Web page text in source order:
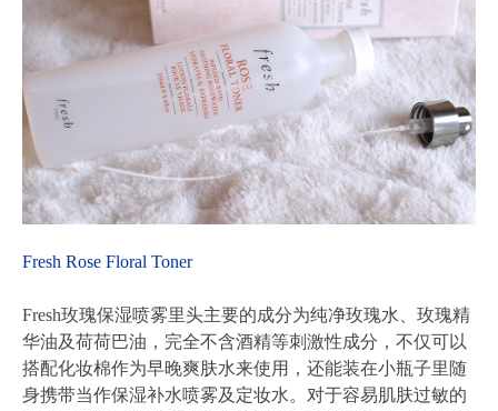
Fresh Rose Floral Toner
Fresh玫瑰保湿喷雾里头主要的成分为纯净玫瑰水、玫瑰精
华油及荷荷巴油，完全不含酒精等刺激性成分，不仅可以
搭配化妆棉作为早晚爽肤水来使用，还能装在小瓶子里随
身携带当作保湿补水喷雾及定妆水。对于容易肌肤过敏的